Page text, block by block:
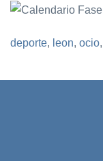
deporte, leon, ocio,